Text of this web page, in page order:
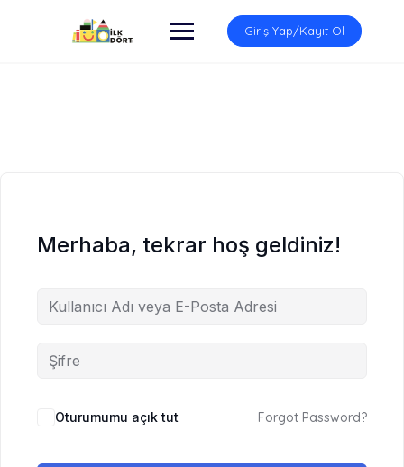
Giriş Yap/Kayıt Ol
Merhaba, tekrar hoş geldiniz!
Oturumumu açık tut Forgot Password?